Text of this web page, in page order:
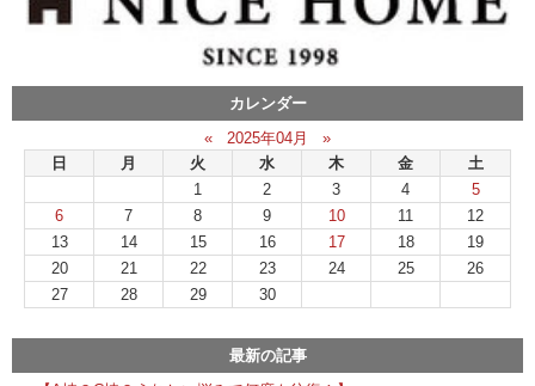
カレンダー
«
2025年04月
»
日
月 火 水 木 金
土
1
2 3 4
5
6
7 8 9 10 11
12
13
14 15 16 17 18
19
20
21 22 23 24 25
26
27
28 29 30
最新の記事